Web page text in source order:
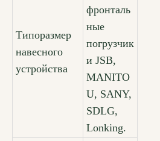
Типоразмер
навесного
устройства
фронталь
ные
погрузчик
и JSB,
MANITO
U, SANY,
SDLG,
Lonking.